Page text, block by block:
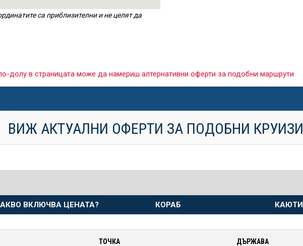
са приблизителни и не целят да
долу в страницата може да намериш алтернативни оферти за подобни маршрути
ВИЖ АКТУАЛНИ ОФЕРТИ ЗА ПОДОБНИ КРУИЗИ
ВКЛЮЧВА ЦЕНАТА? КОРАБ КАЮТИ
ТОЧКА ДЪРЖАВА